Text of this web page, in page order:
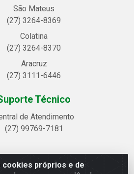
próprios e de
São Mateus
(27) 3264-8369
Colatina
(27) 3264-8370
Aracruz
(27) 3111-6446
Técnico
de Atendimento
(27) 99769-7181
LTDA - Avenida Alegre, 2521 -